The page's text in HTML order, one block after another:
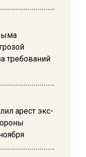
требований
арест экс-